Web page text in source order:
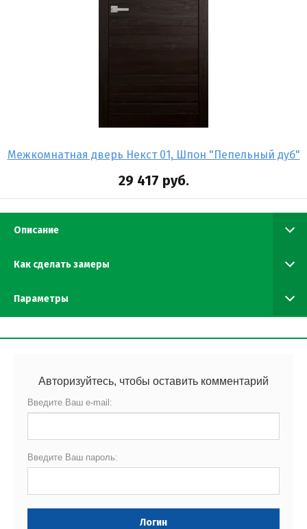
Межкомнатная дверь Некст 01, Шпон "Пепельный дуб"
29 417 руб.
Описание
Как сделать замеры
Параметры
Авторизуйтесь, чтобы оставить комментарий
Введите Ваш e-mail:
Введите Ваш пароль:
Логин